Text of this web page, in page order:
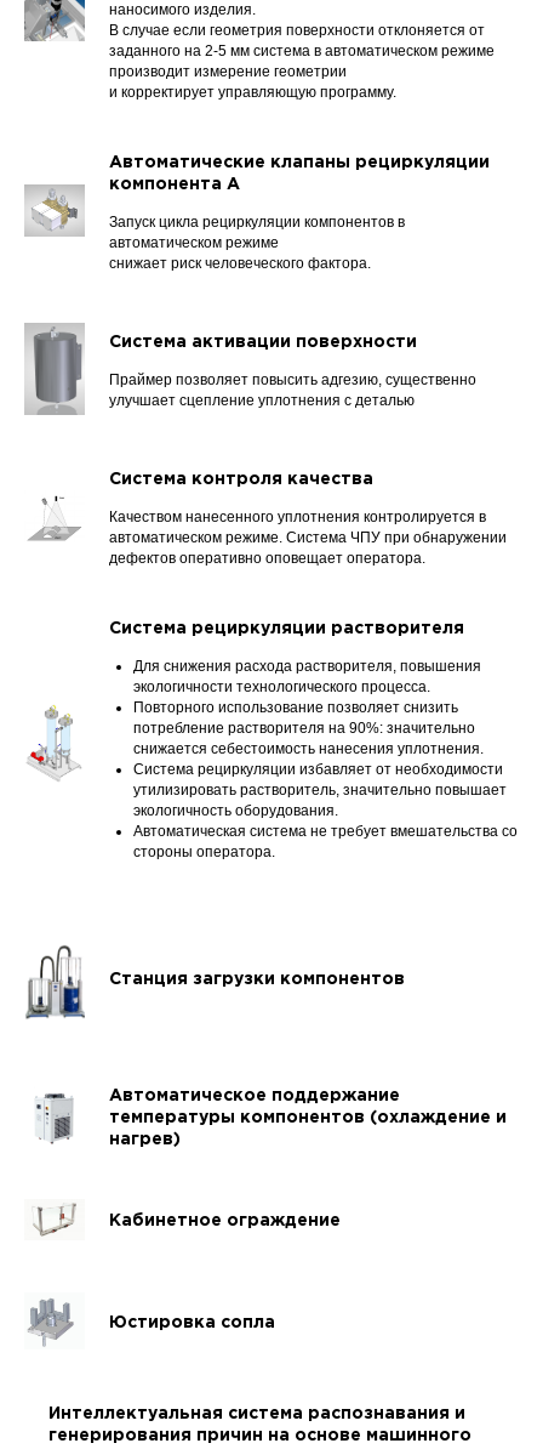
наносимого изделия.
В случае если геометрия поверхности отклоняется от
заданного на 2-5 мм система в автоматическом режиме
производит измерение геометрии
и корректирует управляющую программу.
Автоматические клапаны рециркуляции
компонента А
Запуск цикла рециркуляции компонентов в
автоматическом режиме
снижает риск человеческого фактора.
Система активации поверхности
Праймер позволяет повысить адгезию, существенно
улучшает сцепление уплотнения с деталью
Система контроля качества
Качеством нанесенного уплотнения контролируется в
автоматическом режиме. Система ЧПУ при обнаружении
дефектов оперативно оповещает оператора.
Система рециркуляции растворителя
Для снижения расхода растворителя, повышения
экологичности технологического процесса.
Повторного использование позволяет снизить
потребление растворителя на 90%: значительно
снижается себестоимость нанесения уплотнения.
Система рециркуляции избавляет от необходимости
утилизировать растворитель, значительно повышает
экологичность оборудования.
Автоматическая система не требует вмешательства со
стороны оператора.
Станция загрузки компонентов
Автоматическое поддержание
температуры компонентов (охлаждение и
нагрев)
Кабинетное ограждение
Юстировка сопла
Интеллектуальная система распознавания и
генерирования причин на основе машинного